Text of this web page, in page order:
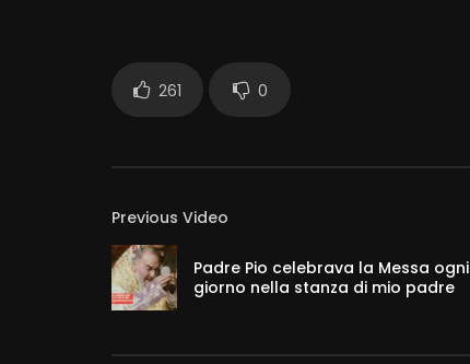
261 0
Previous Video
Padre Pio celebrava la Messa ogni
giorno nella stanza di mio padre